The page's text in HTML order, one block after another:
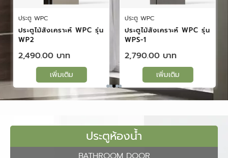
ประตู WPC
ประตูไม้สังเคราะห์ WPC รุ่น
WP2
2,490.00
เพิ่มเติม
ประตู WPC
ประตูไม้สังเคราะห์ WPC รุ่น
WPS-1
2,790.00
เพิ่มเติม
ประตูห้องน้ำ